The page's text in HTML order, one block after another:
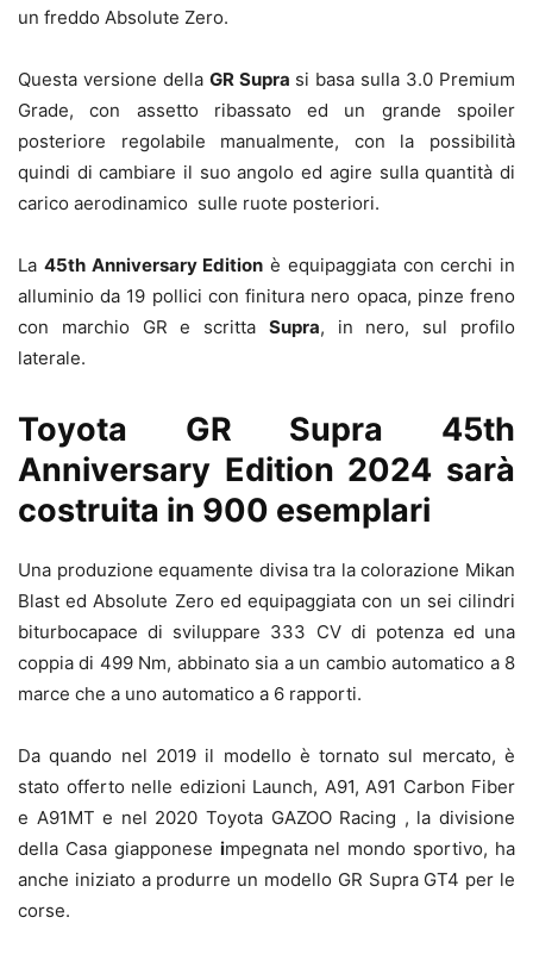
un freddo Absolute Zero.
Questa versione della GR Supra si basa sulla 3.0 Premium
Grade, con assetto ribassato ed un grande spoiler
posteriore regolabile manualmente, con la possibilità
quindi di cambiare il suo angolo ed agire sulla quantità di
carico aerodinamico sulle ruote posteriori.
La 45th Anniversary Edition è equipaggiata con cerchi in
alluminio da 19 pollici con finitura nero opaca, pinze freno
con marchio GR e scritta Supra, in nero, sul profilo
laterale.
Toyota GR Supra 45th
Anniversary Edition 2024 sarà
costruita in 900 esemplari
Una produzione equamente divisa tra la colorazione Mikan
Blast ed Absolute Zero ed equipaggiata con un sei cilindri
biturbocapace di sviluppare 333 CV di potenza ed una
coppia di 499 Nm, abbinato sia a un cambio automatico a 8
marce che a uno automatico a 6 rapporti.
Da quando nel 2019 il modello è tornato sul mercato, è
stato offerto nelle edizioni Launch, A91, A91 Carbon Fiber
e A91MT e nel 2020 Toyota GAZOO Racing , la divisione
della Casa giapponese impegnata nel mondo sportivo, ha
anche iniziato a produrre un modello GR Supra GT4 per le
corse.